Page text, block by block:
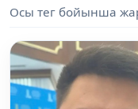
Осы тег бойынша